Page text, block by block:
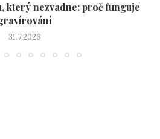
který nezvadne: proč funguje
31.7.2026